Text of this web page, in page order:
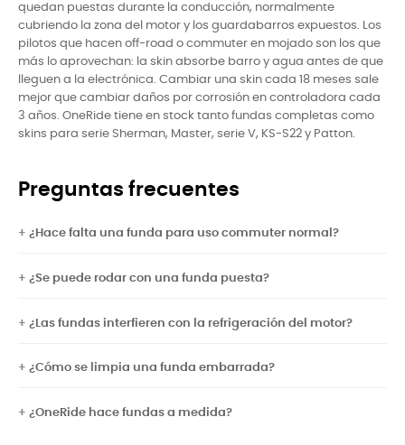
quedan puestas durante la conducción, normalmente
cubriendo la zona del motor y los guardabarros expuestos. Los
pilotos que hacen off-road o commuter en mojado son los que
más lo aprovechan: la skin absorbe barro y agua antes de que
lleguen a la electrónica. Cambiar una skin cada 18 meses sale
mejor que cambiar daños por corrosión en controladora cada
3 años. OneRide tiene en stock tanto fundas completas como
skins para serie Sherman, Master, serie V, KS-S22 y Patton.
Preguntas frecuentes
¿Hace falta una funda para uso commuter normal?
¿Se puede rodar con una funda puesta?
¿Las fundas interfieren con la refrigeración del motor?
¿Cómo se limpia una funda embarrada?
¿OneRide hace fundas a medida?